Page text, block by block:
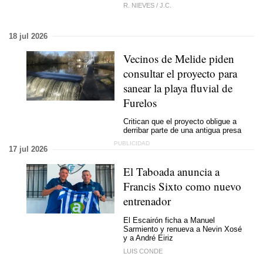
R. NIEVES / J.C.
18 jul 2026
Vecinos de Melide piden
consultar el proyecto para
sanear la playa fluvial de
Furelos
Critican que el proyecto obligue a
derribar parte de una antigua presa
17 jul 2026
El Taboada anuncia a
Francis Sixto como nuevo
entrenador
El Escairón ficha a Manuel
Sarmiento y renueva a Nevin Xosé
y a André Eiriz
LUIS CONDE